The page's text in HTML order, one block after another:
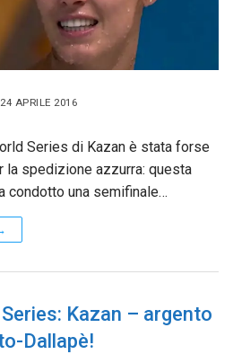
24 APRILE 2016
Series di Kazan è stata forse
la spedizione azzurra: questa
condotto una semifinale…
Kazan – argento
Dallapè!